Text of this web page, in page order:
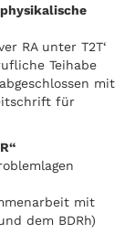
RA unter T2T‘
Teihabe
mit
für
mit
dem BDRh)